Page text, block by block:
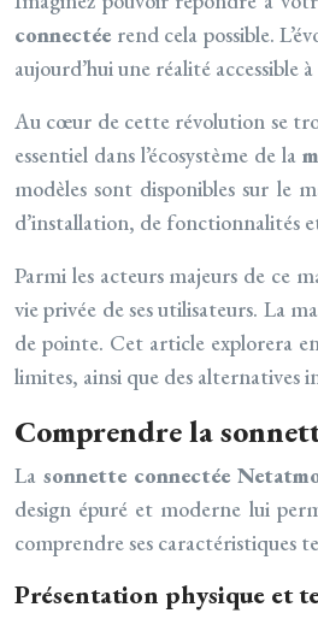
connectée rend cela possible.
aujourd’hui une réalité
Au cœur de cette révolution se
essentiel dans l’écosystème de la
modèles sont disponibles sur le
d’installation, de fonctionnalités
Parmi les acteurs majeurs de ce
vie privée de ses utilisateurs. La
de pointe. Cet article explorera
limites, ainsi que des alternatives
Comprendre la
La sonnette connectée
design épuré et moderne lui
comprendre ses caractéristiques
Présentation physique et